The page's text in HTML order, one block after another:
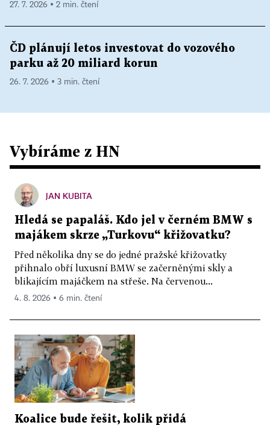
27. 7. 2026 ▪ 2 min. čtení
ČD plánují letos investovat do vozového
parku až 20 miliard korun
26. 7. 2026 ▪ 3 min. čtení
Vybíráme z HN
JAN KUBITA
Hledá se papaláš. Kdo jel v černém BMW s
majákem skrze „Turkovu“ křižovatku?
Před několika dny se do jedné pražské křižovatky
přihnalo obří luxusní BMW se začerněnými skly a
blikajícím majáčkem na střeše. Na červenou...
4. 8. 2026 ▪ 6 min. čtení
Koalice bude řešit, kolik přidá